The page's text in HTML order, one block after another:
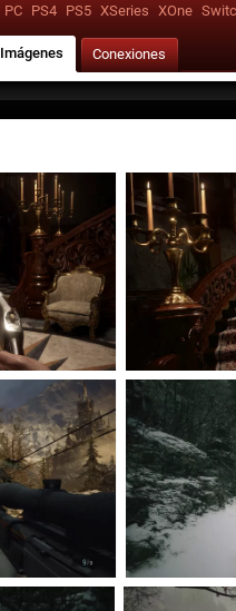
PC PS4 PS5 XSeries XOne
Imágenes Conexiones